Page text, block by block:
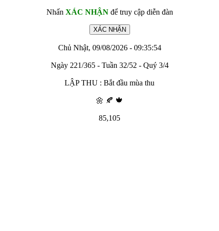
Nhấn XÁC NHẬNđể truy cập diễn đàn
Chủ Nhật, 09/08/2026 - 09:35:54
Ngày 221/365 - Tuần 32/52 - Quý 3/4
LẬP THU : Bắt đầu mùa thu
🌼 🍂 🍁
85,105